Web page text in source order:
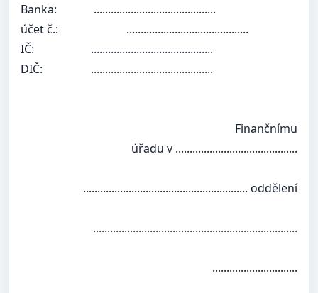
Banka: ...........................................
účet č.: ...........................................
IČ: ...........................................
DIČ: ...........................................
Finančnímu
úřadu v ...........................................
.......................................................... oddělení
........................................................................
..............................